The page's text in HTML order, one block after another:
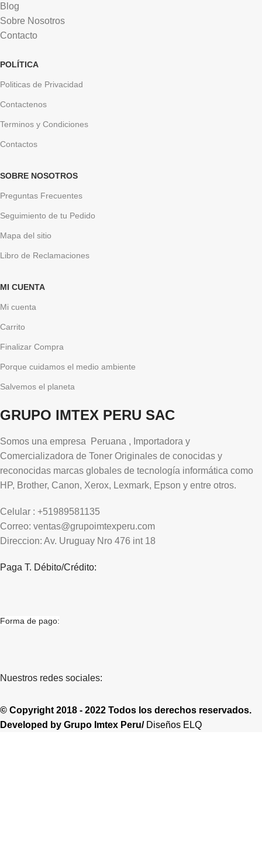
Blog
Sobre Nosotros
Contacto
POLÍTICA
Politicas de Privacidad
Contactenos
Terminos y Condiciones
Contactos
SOBRE NOSOTROS
Preguntas Frecuentes
Seguimiento de tu Pedido
Mapa del sitio
Libro de Reclamaciones
MI CUENTA
Mi cuenta
Carrito
Finalizar Compra
Porque cuidamos el medio ambiente
Salvemos el planeta
GRUPO IMTEX PERU SAC
Somos una empresa Peruana , Importadora y
Comercializadora de Toner Originales de conocidas y
reconocidas marcas globales de tecnología informática como
HP, Brother, Canon, Xerox, Lexmark, Epson y entre otros.
Celular : +51989581135
Correo: ventas@grupoimtexperu.com
Direccion: Av. Uruguay Nro 476 int 18
Paga T. Débito/Crédito:
Forma de pago:
Nuestros redes sociales:
© Copyright 2018 - 2022 Todos los derechos reservados.
Developed by Grupo Imtex Peru/ Diseños ELQ